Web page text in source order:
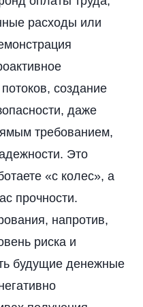
расходы или
создание
даже
требованием,
Это
«с колес», а
прочности.
напротив,
риска и
будущие денежные